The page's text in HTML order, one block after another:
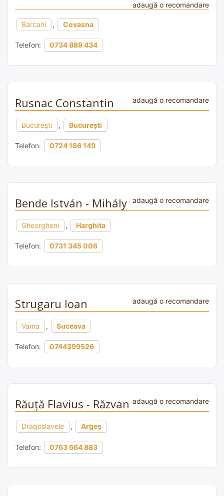
adaugă o recomandare
Barcani , Covasna
Telefon: 0734 889 434
Rusnac Constantin adaugă o recomandare
București , București
Telefon: 0724 186 149
Bende István - Mihály adaugă o recomandare
Gheorgheni , Harghita
Telefon: 0731 345 006
Strugaru Ioan adaugă o recomandare
Vama , Suceava
Telefon: 0744399526
Răuță Flavius - Răzvan adaugă o recomandare
Dragoslavele , Argeș
Telefon: 0763 664 883